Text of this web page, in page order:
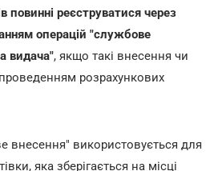
повинні реєструватися через
операцій "службове
видача", якщо такі внесення чи
розрахункових
внесення" використовується для
яка зберігається на місці